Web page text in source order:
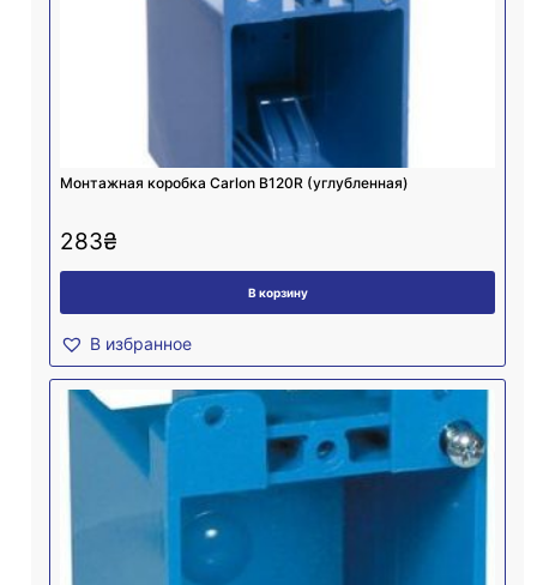
Монтажная коробка Carlon B120R (углубленная)
283₴
В корзину
В избранное